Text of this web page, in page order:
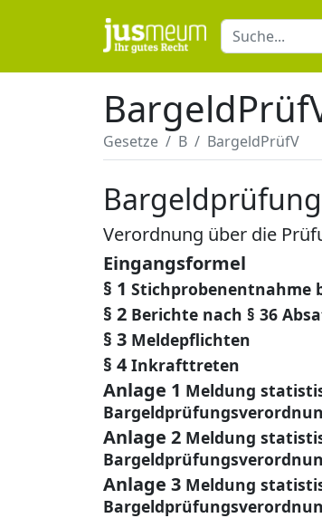
Gesetze B BargeldPrüfV
Verordnung über die
Eingangsformel
§ 1 Stichprobenentnahme
§ 2 Berichte nach § 36
§ 3 Meldepflichten
§ 4 Inkrafttreten
Anlage 1 Meldung
Anlage 2 Meldung
Anlage 3 Meldung